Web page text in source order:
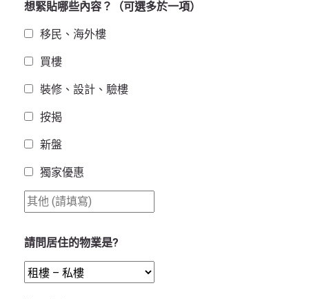
想緊貼哪些內容？（可選多於一項）
移民、海外樓
買樓
裝修、設計、驗樓
按揭
新盤
獨家優惠
請問居住的物業是?